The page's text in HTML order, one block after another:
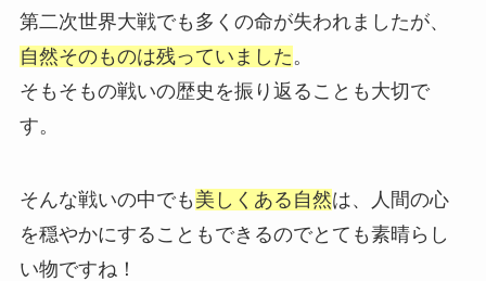
第二次世界大戦でも多くの命が失われましたが、
自然そのものは残っていました 。
そもそもの戦いの歴史を振り返ることも大切で
す。
そんな戦いの中でも 美しくある自然は、人間の心
を穏やかにすることもできるのでとても素晴らし
い物ですね！